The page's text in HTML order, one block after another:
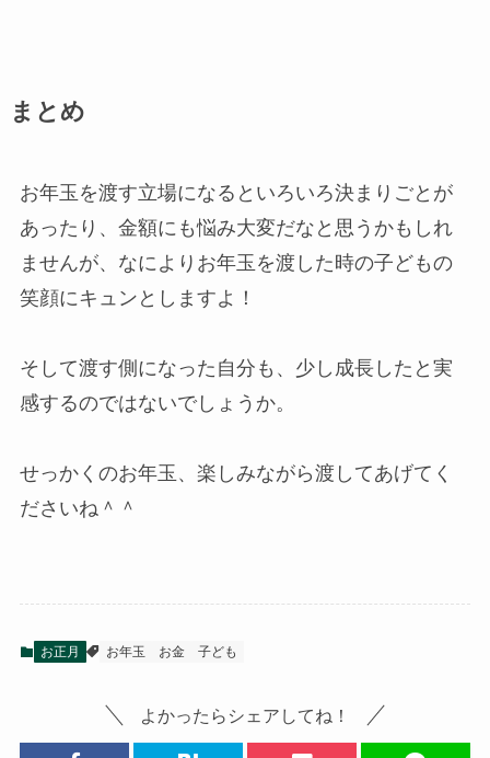
まとめ
お年玉を渡す立場になるといろいろ決まりごとが
あったり、金額にも悩み大変だなと思うかもしれ
ませんが、なによりお年玉を渡した時の子どもの
笑顔にキュンとしますよ！
そして渡す側になった自分も、少し成長したと実
感するのではないでしょうか。
せっかくのお年玉、楽しみながら渡してあげてく
ださいね＾＾
お正月 お年玉 お金 子ども
よかったらシェアしてね！